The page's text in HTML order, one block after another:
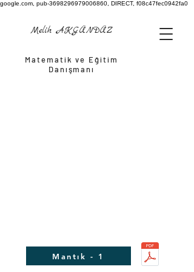
google.com, pub-3698296979006860, DIRECT, f08c47fec0942fa0
Melih AKGÜNDÜZ
Matematik ve Eğitim
Danışmanı
Mantık - 1